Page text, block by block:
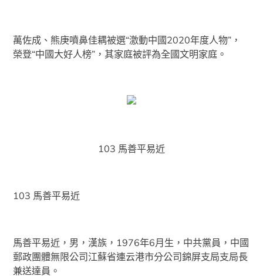
萬佐成、熊庚噴鼻佳耦被選“激動中國2020年度人物”，
榮登“中國大好人榜”，其家庭被評為全國文明家庭。
103 馬善平易近
103 馬善平易近
馬善平易近，男，漢族，1976年6月生，中共黨員，中國
郵政團體無限公司江蘇省連云港市分公司錦屏支局支局長
兼送達員。